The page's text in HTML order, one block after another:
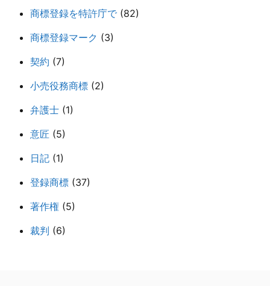
商標登録を特許庁で (82)
商標登録マーク (3)
契約 (7)
小売役務商標 (2)
弁護士 (1)
意匠 (5)
日記 (1)
登録商標 (37)
著作権 (5)
裁判 (6)